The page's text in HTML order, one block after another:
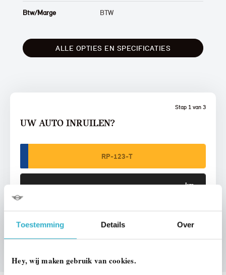
Toestemming Details Over
Hey, wij maken gebruik van cookies.
Stap 1 van 3
UW AUTO INRUILEN?
Btw/Marge BTW
ALLE OPTIES EN SPECIFICATIES